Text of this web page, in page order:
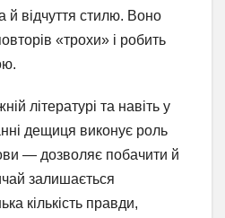
й відчуття стилю. Воно
«трохи» і робить
літературі та навіть у
дещиця виконує роль
— дозволяє побачити й
залишається
кількість правди,